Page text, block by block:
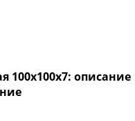
100х100х7: описание